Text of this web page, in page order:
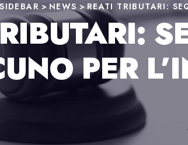
> NEWS > REATI TRIBUTARI:
PER